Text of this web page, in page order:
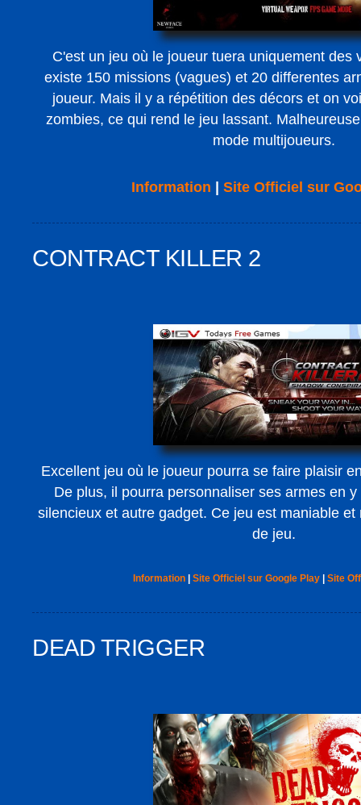
C'est un jeu où le joueur tuera uniquement des
existe 150 missions (vagues) et 20 differentes
joueur. Mais il y a répétition des décors et on
zombies, ce qui rend le jeu lassant.
mode multijoueurs.
Information Site Officiel sur
CONTRACT KILLER 2
Excellent jeu où le joueur pourra se faire plaisir
De plus, il pourra personnaliser ses armes en
silencieux et autre gadget. Ce jeu est maniable
de jeu.
Information| Site Officiel sur Google Play| Site
DEAD TRIGGER